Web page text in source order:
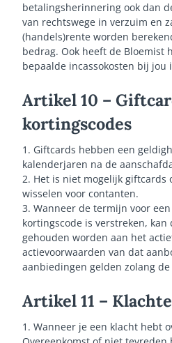
betalingsherinnering ook dan
van rechtswege in verzuim en
(handels)rente worden
bedrag. Ook heeft de Bloemist
bepaalde incassokosten bij jou
Artikel 10 –
kortingscodes
1. Giftcards hebben een
kalenderjaren na de
2. Het is niet mogelijk giftcards
wisselen voor contanten.
3. Wanneer de termijn voor
kortingscode is verstreken,
gehouden worden aan het
actievoorwaarden van dat
aanbiedingen gelden zolang
Artikel 11 –
1. Wanneer je een klacht hebt